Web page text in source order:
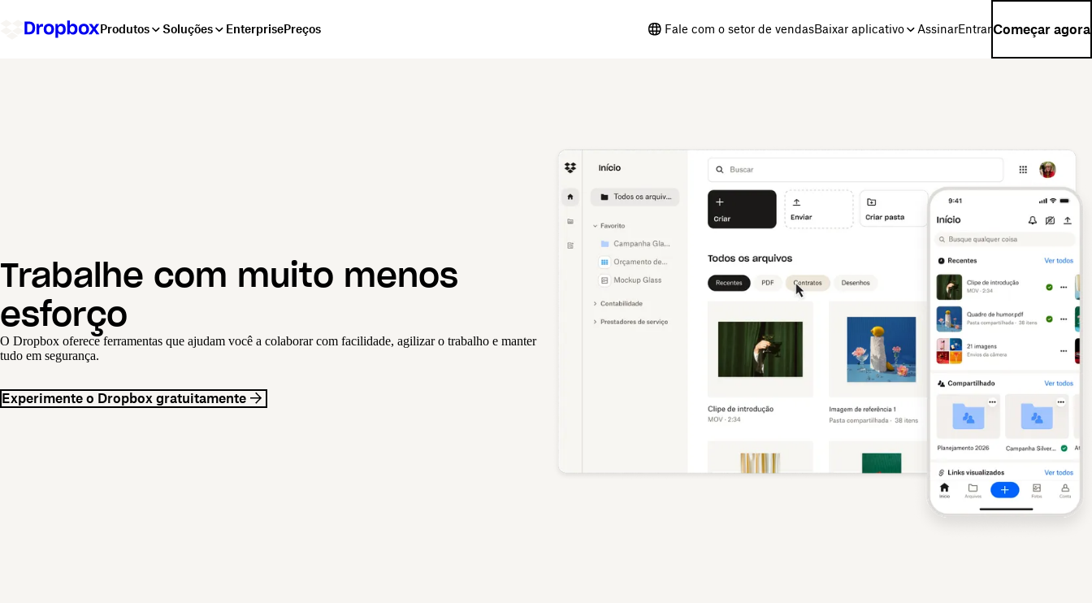
Produtos Soluções EnterprisePreços Fale com o setor de vendasBaixar aplicativo AssinarEntrarComeçar agora
Trabalhe com muito menos
esforço
O Dropbox oferece ferramentas que ajudam você a colaborar com facilidade, agilizar o trabalho e manter
tudo em segurança.
Experimente o Dropbox gratuitamente